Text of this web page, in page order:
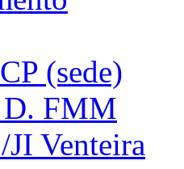
(sede)
D. FMM
JI Venteira